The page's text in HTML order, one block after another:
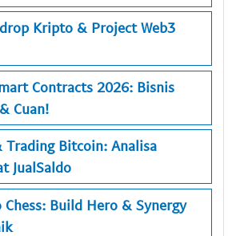
Kripto & Project Web3
Contracts 2026: Bisnis
Cuan!
Trading Bitcoin: Analisa
JualSaldo
Build Hero & Synergy